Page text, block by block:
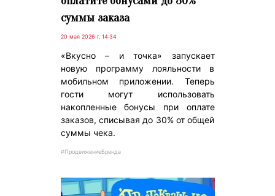
суммы заказа
20 мая 2026 г. 14:34
«Вкусно – и точка» запускает
новую программу лояльности в
мобильном приложении. Теперь
гости могут использовать
накопленные бонусы при оплате
заказов, списывая до 30% от общей
суммы чека.
#ПродвижениеБренда